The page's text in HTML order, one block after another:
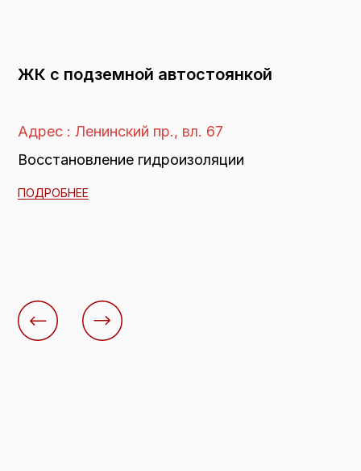
ЖК с подземной автостоянкой
Адрес : Ленинский пр., вл. 67
Восстановление гидроизоляции
ПОДРОБНЕЕ